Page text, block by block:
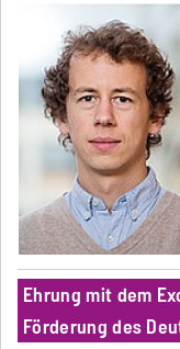
Ehrung mit dem
Förderung des